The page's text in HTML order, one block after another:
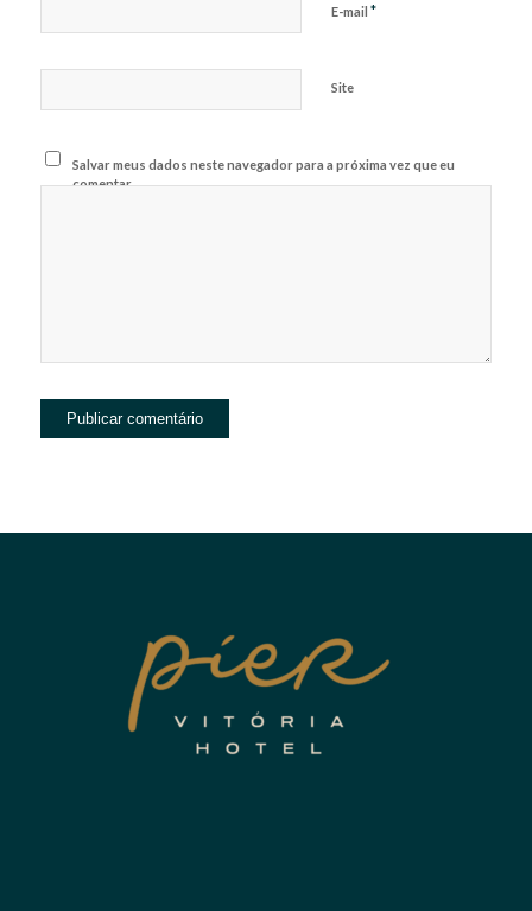
E-mail *
Site
Salvar meus dados neste navegador para a próxima vez que eu
comentar.